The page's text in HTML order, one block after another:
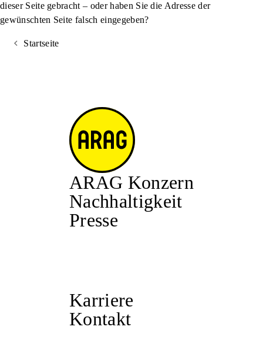
dieser Seite gebracht – oder haben Sie die Adresse der
gewünschten Seite falsch eingegeben?
Startseite
ARAG Konzern
Nachhaltigkeit
Presse
Karriere
Kontakt